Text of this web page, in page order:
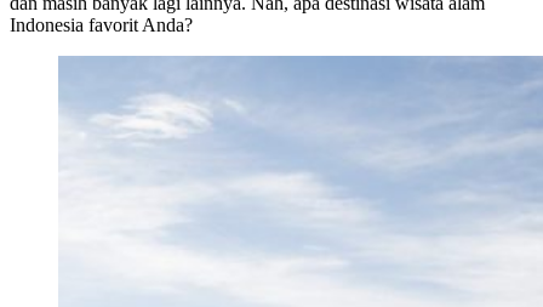
Indonesia favorit Anda?